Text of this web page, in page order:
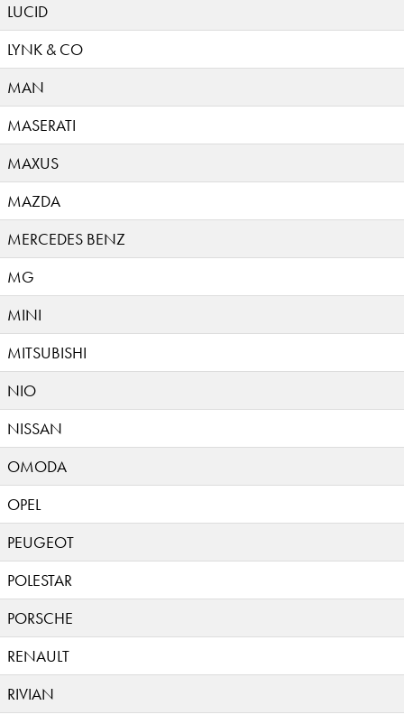
LUCID
LYNK & CO
MAN
MASERATI
MAXUS
MAZDA
MERCEDES BENZ
MG
MINI
MITSUBISHI
NIO
NISSAN
OMODA
OPEL
PEUGEOT
POLESTAR
PORSCHE
RENAULT
RIVIAN